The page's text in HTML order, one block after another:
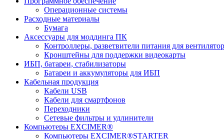
Операционные системы
Расходные материалы
Бумага
Аксессуары для моддинга ПК
Контроллеры, разветвители питания для
Кронштейны для поддержки видеокарты
ИБП, батареи, стабилизаторы
Батареи и аккумуляторы для ИБП
Кабельная продукция
Кабели USB
Кабели для смартфонов
Переходники
Сетевые фильтры и удлинители
Компьютеры EXCIMER®
Компьютеры EXCIMER®STARTER